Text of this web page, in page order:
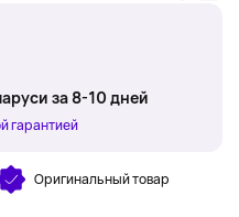
за 8-10 дней
гарантией
Оригинальный товар